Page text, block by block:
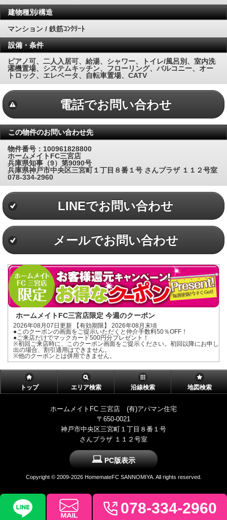
建物種別/構造
マンション / 鉄筋ｺﾝｸﾘｰﾄ
設備・条件
ピアノ可、二人入居可、給湯、シャワー、トイレ/風呂別、室内洗
濯機置場、システムキッチン、フローリング、バルコニー、オー
トロック、エレベータ、自転車置場、CATV
電話でお問い合わせ
この物件のお問い合わせ先
物件番号：100961828800
ホームメイトFC三宮店
兵庫県知事（9）第9090号
兵庫県神戸市中央区三宮町１丁目８番１号 さんプラザ １１２号室
078-334-2960
LINEでお問い合わせ
メールでお問い合わせ
ホームメイトFC三宮店限定 今週のクーポン
2026年08月07日更新 【有効期限】 2026年08月末頃
●このクーポンの画面をご提示いただくと仲介手数料50％OFF！
●ご来店だけでマックカード500円分プレゼント！
※初回ご来店時に、このクーポン画面をご提示ください。初回以降にお申し
出の場合、割引適用はできません。
※他のクーポンとは併用できません。
トップ エリア検索 沿線検索 地図検索
ホームメイトFC 三宮店 (有)アパマン住宅
〒650-0021
神戸市中央区三宮町１丁目８番１号
さんプラザ １１２号室
078-334-2960
PC版表示
Copyright © 2009-2026 HomemateFC SANNOMIYA. All rights reserved.